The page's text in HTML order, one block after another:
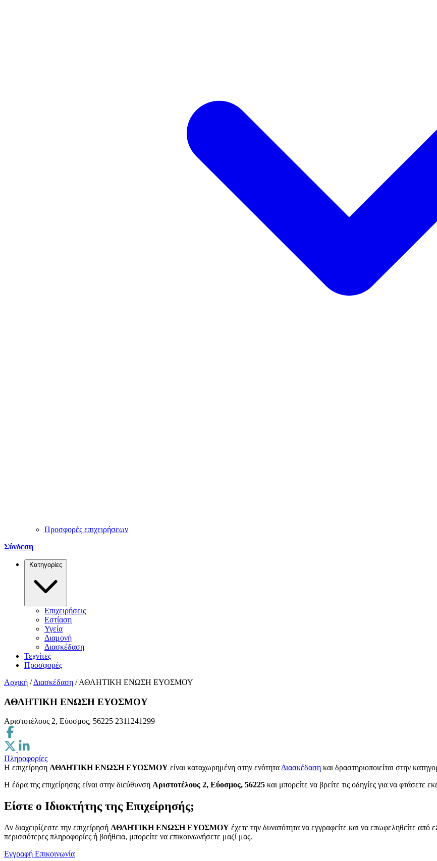
Προσφορές επιχειρήσεων
Σύνδεση
Κατηγορίες
Επιχειρήσεις
Εστίαση
Υγεία
Διαμονή
Διασκέδαση
Τεχνίτες
Προσφορές
Αρχική / Διασκέδαση / ΑΘΛΗΤΙΚΗ ΕΝΩΣΗ ΕΥΟΣΜΟΥ
ΑΘΛΗΤΙΚΗ ΕΝΩΣΗ ΕΥΟΣΜΟΥ
Αριστοτέλους 2, Εύοσμος, 56225 2311241299
Πληροφορίες
Η επιχείρηση ΑΘΛΗΤΙΚΗ ΕΝΩΣΗ ΕΥΟΣΜΟΥ είναι καταχωρημένη στην ενότηταΔιασκέδαση και δραστηριοποιείται στην
H έδρα της επιχείρησης είναι στην διεύθυνση Αριστοτέλους 2, Εύοσμος, 56225 και μπορείτε να βρείτε τις οδηγίες για να φτάσετε
Είστε ο Ιδιοκτήτης της Επιχείρησής;
Αν διαχειρίζεστε την επιχείρησή ΑΘΛΗΤΙΚΗ ΕΝΩΣΗ ΕΥΟΣΜΟΥ έχετε την δυνατότητα να εγγραφείτε και να επωφεληθείτε από
περισσότερες πληροφορίες ή βοήθεια, μπορείτε να επικοινωνήσετε μαζί μας.
Εγγραφή Επικοινωνία